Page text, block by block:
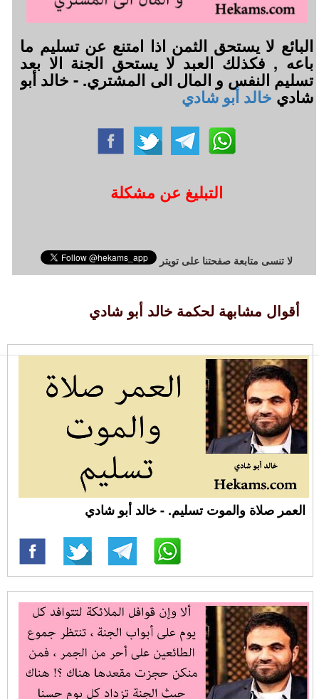
البائع لا يستحق الثمن اذا امتنع عن تسليم ما
باعه , فكذلك العبد لا يستحق الجنة الا بعد
تسليم النفس و المال الى المشتري. - خالد أبو
شاديخالد أبو شادي
التبليغ عن مشكلة
لا تنسى متابعة صفحتنا على تويتر
أقوال مشابهة لحكمة خالد أبو شادي
العمر صلاة والموت تسليم. - خالد أبو شادي